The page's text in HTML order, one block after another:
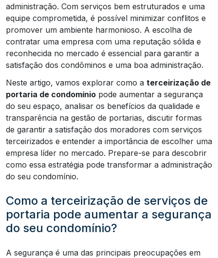
administração. Com serviços bem estruturados e uma
equipe comprometida, é possível minimizar conflitos e
promover um ambiente harmonioso. A escolha de
contratar uma empresa com uma reputação sólida e
reconhecida no mercado é essencial para garantir a
satisfação dos condôminos e uma boa administração.
Neste artigo, vamos explorar como a terceirização de
portaria de condomínio pode aumentar a segurança
do seu espaço, analisar os benefícios da qualidade e
transparência na gestão de portarias, discutir formas
de garantir a satisfação dos moradores com serviços
terceirizados e entender a importância de escolher uma
empresa líder no mercado. Prepare-se para descobrir
como essa estratégia pode transformar a administração
do seu condomínio.
Como a terceirização de serviços de
portaria pode aumentar a segurança
do seu condomínio?
A segurança é uma das principais preocupações em